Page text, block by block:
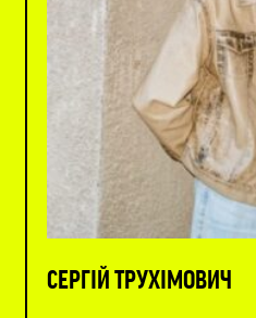
СЕРГІЙ ТРУХІМОВИЧ